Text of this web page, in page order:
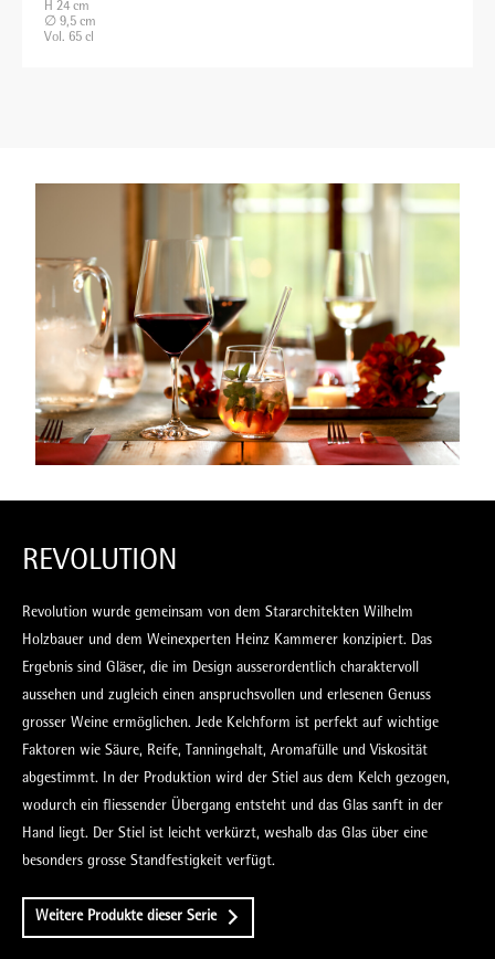
H 24 cm
∅ 9,5 cm
Vol. 65 cl
REVOLUTION
Revolution wurde gemeinsam von dem Stararchitekten Wilhelm
Holzbauer und dem Weinexperten Heinz Kammerer konzipiert. Das
Ergebnis sind Gläser, die im Design ausserordentlich charaktervoll
aussehen und zugleich einen anspruchsvollen und erlesenen Genuss
grosser Weine ermöglichen. Jede Kelchform ist perfekt auf wichtige
Faktoren wie Säure, Reife, Tanningehalt, Aromafülle und Viskosität
abgestimmt. In der Produktion wird der Stiel aus dem Kelch gezogen,
wodurch ein fliessender Übergang entsteht und das Glas sanft in der
Hand liegt. Der Stiel ist leicht verkürzt, weshalb das Glas über eine
besonders grosse Standfestigkeit verfügt.
Weitere Produkte dieser Serie